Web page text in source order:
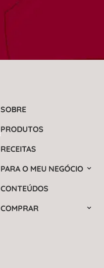
SOBRE
PRODUTOS
RECEITAS
PARA O MEU NEGÓCIO
CONTEÚDOS
COMPRAR